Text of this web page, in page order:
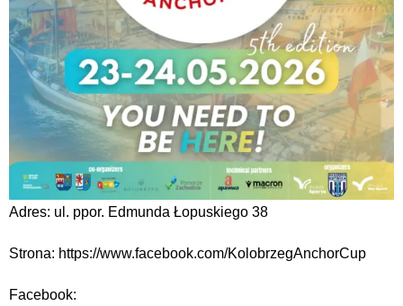
Adres: ul. ppor. Edmunda Łopuskiego 38
Strona: https://www.facebook.com/KolobrzegAnchorCup
Facebook: